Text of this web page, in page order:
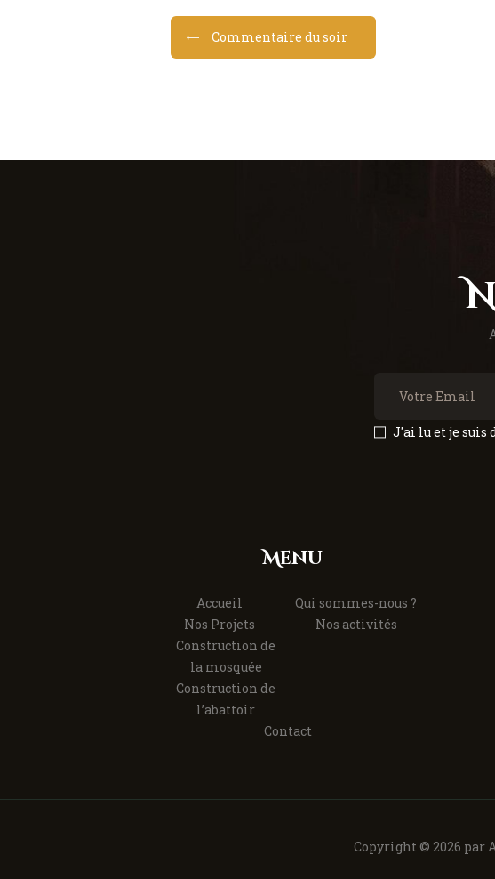
Commentaire du soir
J'ai lu et je suis
Menu
Accueil
Qui sommes-nous ?
Nos Projets
Construction de
la mosquée
Construction de
l’abattoir
Nos activités
Contact
Copyright © 2026 par